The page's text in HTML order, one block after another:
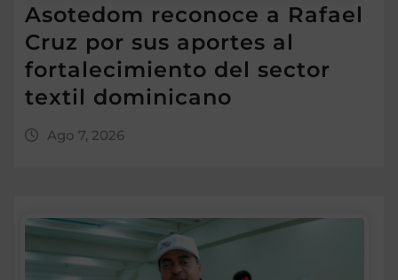
Asotedom reconoce a Rafael
Cruz por sus aportes al
fortalecimiento del sector
textil dominicano
Ago 7, 2026